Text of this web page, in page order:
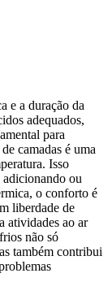
e a duração da
adequados,
para
camadas é uma
Isso
adicionando ou
o conforto é
liberdade de
atividades ao ar
não só
também contribui